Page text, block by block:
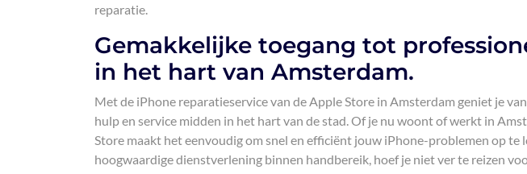
reparatie.
Gemakkelijke toegang tot
in het hart van Amsterdam.
Met de iPhone reparatieservice van de Apple Store in Amsterdam geniet je
hulp en service midden in het hart van de stad. Of je nu woont of werkt in
Store maakt het eenvoudig om snel en efficiënt jouw iPhone-problemen op te
hoogwaardige dienstverlening binnen handbereik, hoef je niet ver te reizen